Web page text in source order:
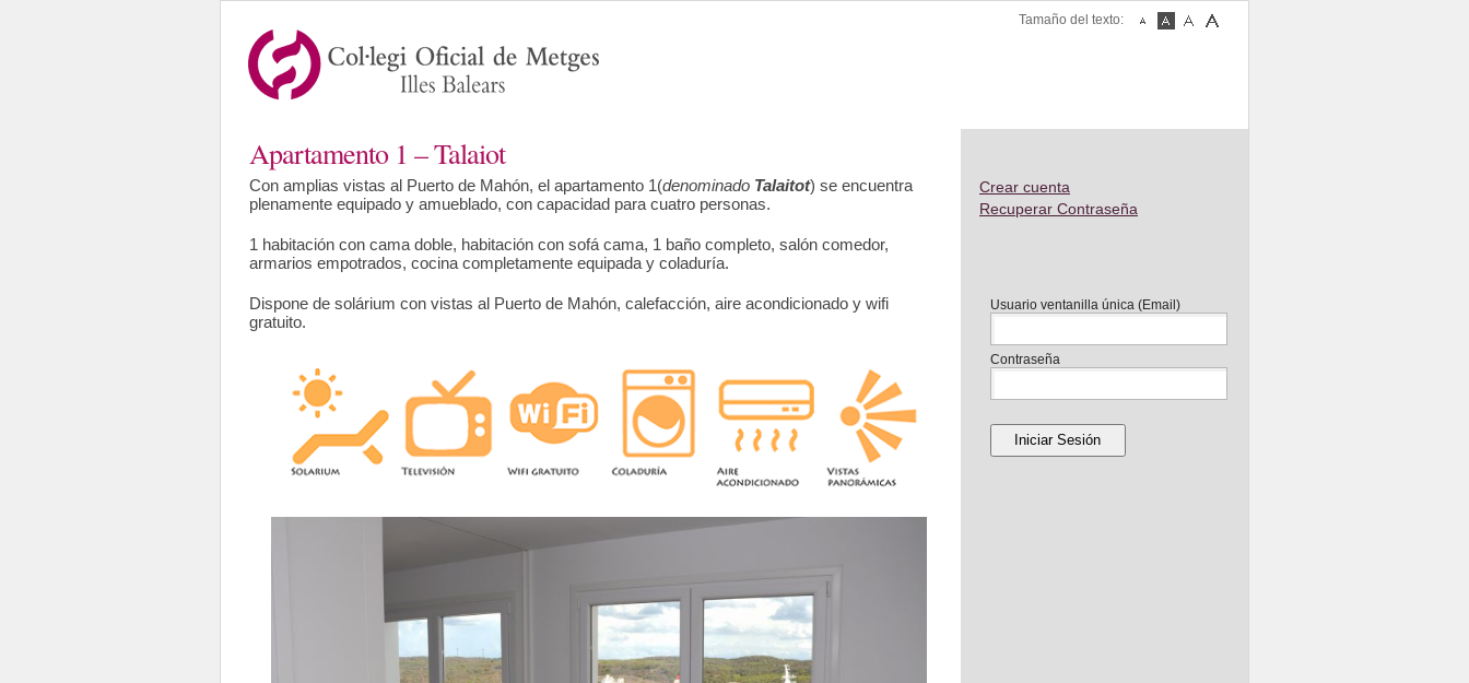
Tamaño del texto:
Apartamento 1 – Talaiot
Con amplias vistas al Puerto de Mahón, el apartamento 1(denominado Talaitot) se encuentra
plenamente equipado y amueblado, con capacidad para cuatro personas.
1 habitación con cama doble, habitación con sofá cama, 1 baño completo, salón comedor,
armarios empotrados, cocina completamente equipada y coladuría.
Dispone de solárium con vistas al Puerto de Mahón, calefacción, aire acondicionado y wifi
gratuito.
Crear cuenta
Recuperar Contraseña
Usuario ventanilla única (Email)
Contraseña